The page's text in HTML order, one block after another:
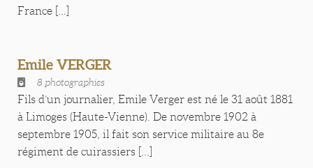
France [...]
Emile VERGER
8 photographies
Fils d’un journalier, Emile Verger est né le 31 août 1881
à Limoges (Haute-Vienne). De novembre 1902 à
septembre 1905, il fait son service militaire au 8e
régiment de cuirassiers [...]